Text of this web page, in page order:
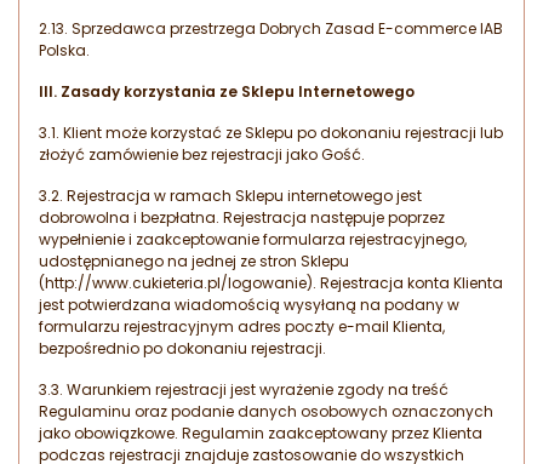
2.13. Sprzedawca przestrzega Dobrych Zasad E-commerce IAB
Polska.
III. Zasady korzystania ze Sklepu Internetowego
3.1. Klient może korzystać ze Sklepu po dokonaniu rejestracji lub
złożyć zamówienie bez rejestracji jako Gość.
3.2. Rejestracja w ramach Sklepu internetowego jest
dobrowolna i bezpłatna. Rejestracja następuje poprzez
wypełnienie i zaakceptowanie formularza rejestracyjnego,
udostępnianego na jednej ze stron Sklepu
(http://www.cukieteria.pl/logowanie). Rejestracja konta Klienta
jest potwierdzana wiadomością wysyłaną na podany w
formularzu rejestracyjnym adres poczty e-mail Klienta,
bezpośrednio po dokonaniu rejestracji.
3.3. Warunkiem rejestracji jest wyrażenie zgody na treść
Regulaminu oraz podanie danych osobowych oznaczonych
jako obowiązkowe. Regulamin zaakceptowany przez Klienta
podczas rejestracji znajduje zastosowanie do wszystkich